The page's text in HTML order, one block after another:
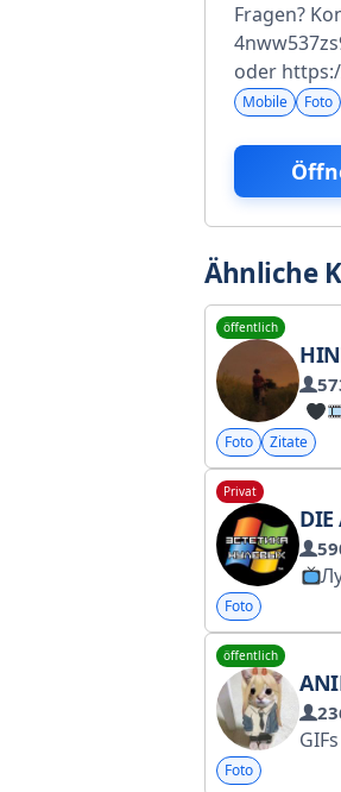
Fragen?
oder
Mobile Foto
Ähnliche
öffentlich
Foto Zitate
Privat
DIE
Лучшее о
Foto
öffentlich
GIFs für
Foto